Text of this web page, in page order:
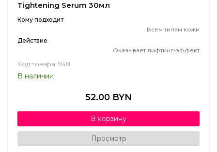
Tightening Serum 30мл
Кому подходит
Всем типам кожи
Действие
Оказывает лифтинг-эффект
Код товара: 948
В наличии
52.00 BYN
В корзину
Просмотр